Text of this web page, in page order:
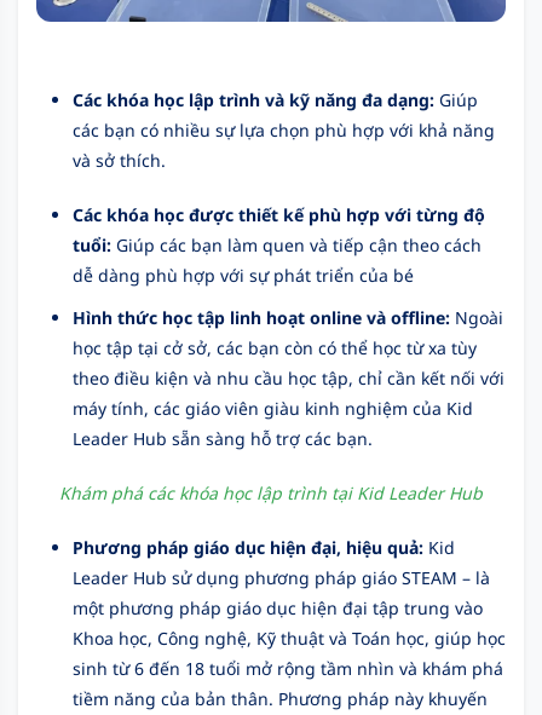
Các khóa học lập trình và kỹ năng đa dạng: Giúp
các bạn có nhiều sự lựa chọn phù hợp với khả năng
và sở thích.
Các khóa học được thiết kế phù hợp với từng độ
tuổi: Giúp các bạn làm quen và tiếp cận theo cách
dễ dàng phù hợp với sự phát triển của bé
Hình thức học tập linh hoạt online và offline: Ngoài
học tập tại cở sở, các bạn còn có thể học từ xa tùy
theo điều kiện và nhu cầu học tập, chỉ cần kết nối với
máy tính, các giáo viên giàu kinh nghiệm của Kid
Leader Hub sẵn sàng hỗ trợ các bạn.
Khám phá các khóa học lập trình tại Kid Leader Hub
Phương pháp giáo dục hiện đại, hiệu quả: Kid
Leader Hub sử dụng phương pháp giáo STEAM – là
một phương pháp giáo dục hiện đại tập trung vào
Khoa học, Công nghệ, Kỹ thuật và Toán học, giúp học
sinh từ 6 đến 18 tuổi mở rộng tầm nhìn và khám phá
tiềm năng của bản thân. Phương pháp này khuyến